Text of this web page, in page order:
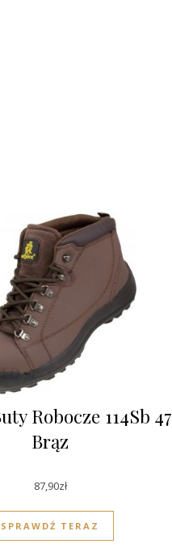
Robocze 114Sb 47
Brąz
87,90zł
SPRAWDŹ TERAZ